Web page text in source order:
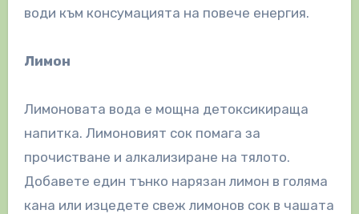
води към консумацията на повече енергия.
Лимон
Лимоновата вода е мощна детоксикираща
напитка. Лимоновият сок помага за
прочистване и алкализиране на тялото.
Добавете един тънко нарязан лимон в голяма
кана или изцедете свеж лимонов сок в чашата